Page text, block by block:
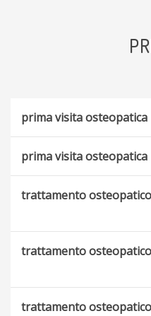
prima visita osteopatica
prima visita osteopatica
trattamento
trattamento
trattamento